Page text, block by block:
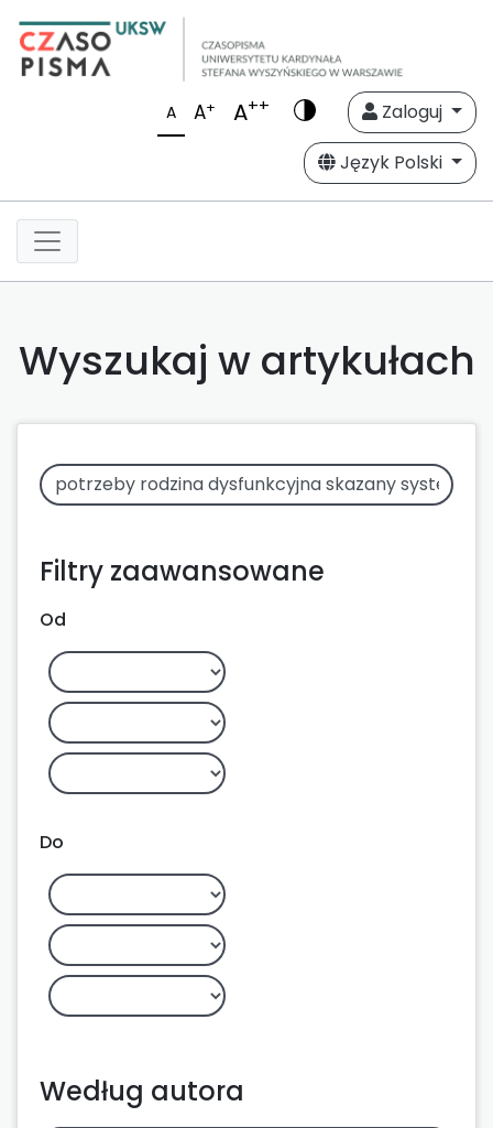
A A+ A++
Zaloguj
Język Polski
Wyszukaj w artykułach
Filtry zaawansowane
Od
Do
Według autora